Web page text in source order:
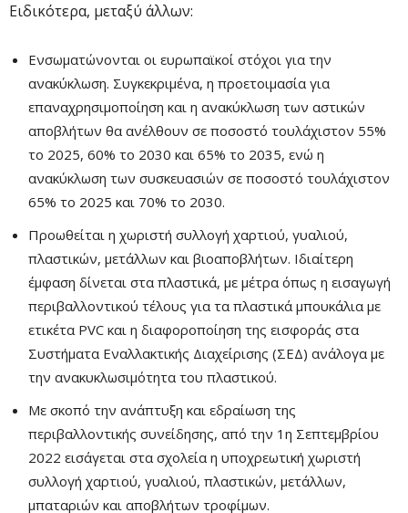
Ειδικότερα, μεταξύ άλλων:
Ενσωματώνονται οι ευρωπαϊκοί στόχοι για την
ανακύκλωση. Συγκεκριμένα, η προετοιμασία για
επαναχρησιμοποίηση και η ανακύκλωση των αστικών
αποβλήτων θα ανέλθουν σε ποσοστό τουλάχιστον 55%
το 2025, 60% το 2030 και 65% το 2035, ενώ η
ανακύκλωση των συσκευασιών σε ποσοστό τουλάχιστον
65% το 2025 και 70% το 2030.
Προωθείται η χωριστή συλλογή χαρτιού, γυαλιού,
πλαστικών, μετάλλων και βιοαποβλήτων. Ιδιαίτερη
έμφαση δίνεται στα πλαστικά, με μέτρα όπως η εισαγωγή
περιβαλλοντικού τέλους για τα πλαστικά μπουκάλια με
ετικέτα PVC και η διαφοροποίηση της εισφοράς στα
Συστήματα Εναλλακτικής Διαχείρισης (ΣΕΔ) ανάλογα με
την ανακυκλωσιμότητα του πλαστικού.
Με σκοπό την ανάπτυξη και εδραίωση της
περιβαλλοντικής συνείδησης, από την 1η Σεπτεμβρίου
2022 εισάγεται στα σχολεία η υποχρεωτική χωριστή
συλλογή χαρτιού, γυαλιού, πλαστικών, μετάλλων,
μπαταριών και αποβλήτων τροφίμων.